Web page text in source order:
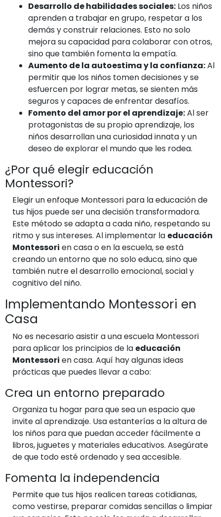
Desarrollo de habilidades sociales: Los niños
aprenden a trabajar en grupo, respetar a los
demás y construir relaciones. Esto no solo
mejora su capacidad para colaborar con otros,
sino que también fomenta la empatía.
Aumento de la autoestima y la confianza:Al
permitir que los niños tomen decisiones y se
esfuercen por lograr metas, se sienten más
seguros y capaces de enfrentar desafíos.
Fomento del amor por el aprendizaje:Al ser
protagonistas de su propio aprendizaje, los
niños desarrollan una curiosidad innata y un
deseo de explorar el mundo que les rodea.
¿Por qué elegir educación
Montessori?
Elegir un enfoque Montessori para la educación de
tus hijos puede ser una decisión transformadora.
Este método se adapta a cada niño, respetando su
ritmo y sus intereses. Al implementar la educación
Montessori en casa o en la escuela, se está
creando un entorno que no solo educa, sino que
también nutre el desarrollo emocional, social y
cognitivo del niño.
Implementando Montessori en
Casa
No es necesario asistir a una escuela Montessori
para aplicar los principios de la educación
Montessori en casa. Aquí hay algunas ideas
prácticas que puedes llevar a cabo:
Crea un entorno preparado
Organiza tu hogar para que sea un espacio que
invite al aprendizaje. Usa estanterías a la altura de
los niños para que puedan acceder fácilmente a
libros, juguetes y materiales educativos. Asegúrate
de que todo esté ordenado y sea accesible.
Fomenta la independencia
Permite que tus hijos realicen tareas cotidianas,
como vestirse, preparar comidas sencillas o limpiar